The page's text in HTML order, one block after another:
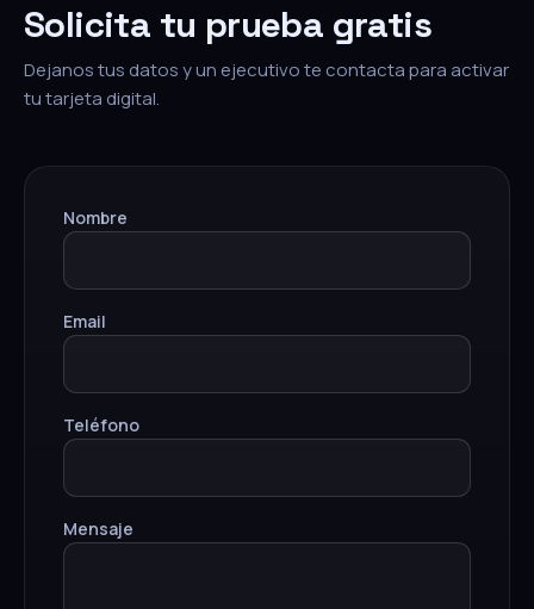
Solicita tu prueba gratis
Dejanos tus datos y un ejecutivo te contacta para activar
tu tarjeta digital.
Nombre
Email
Teléfono
Mensaje